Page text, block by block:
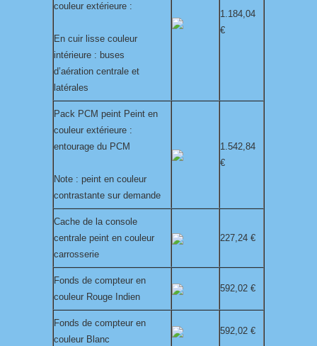
couleur extérieure :
En cuir lisse couleur
intérieure : buses
d’aération centrale et
latérales
1.184,04
€
Pack PCM peint Peint en
couleur extérieure :
entourage du PCM
Note : peint en couleur
contrastante sur demande
1.542,84
€
Cache de la console
centrale peint en couleur
carrosserie
227,24 €
Fonds de compteur en
couleur Rouge Indien
592,02 €
Fonds de compteur en
couleur Blanc
592,02 €